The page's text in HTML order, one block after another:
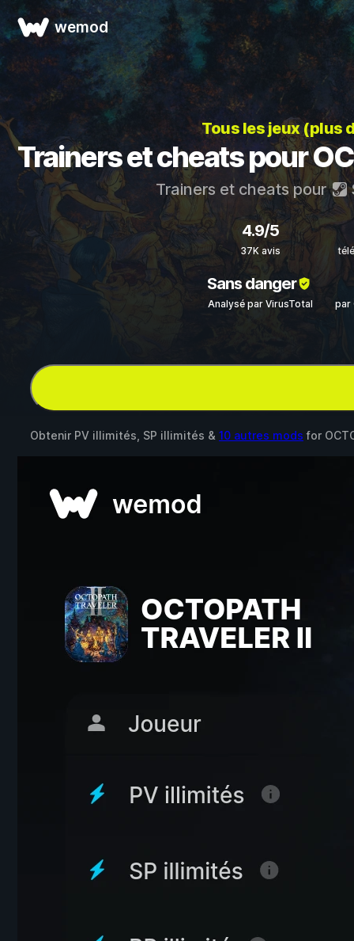
wemod
Tous les jeux (plus
Trainers et cheats pour
Trainers et cheats pour
4.9/5
37K avis
Sans danger
Analysé par VirusTotal par
Obtenir PV illimités, SP illimités & 10 autres mods for